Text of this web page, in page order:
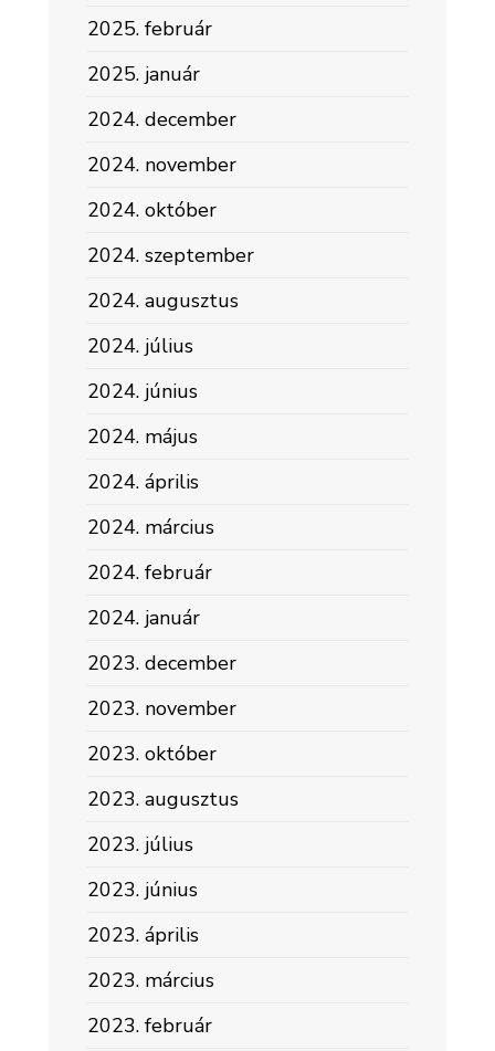
2025. február
2025. január
2024. december
2024. november
2024. október
2024. szeptember
2024. augusztus
2024. július
2024. június
2024. május
2024. április
2024. március
2024. február
2024. január
2023. december
2023. november
2023. október
2023. augusztus
2023. július
2023. június
2023. április
2023. március
2023. február